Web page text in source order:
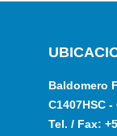
Baldomero
C1407HSC
Tel. / Fax: